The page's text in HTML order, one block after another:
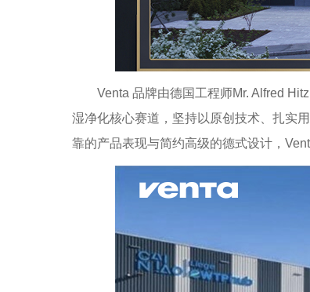
Venta 品牌由德国工程师Mr. Alfred
湿净化核心赛道，坚持以原创技术、扎实
靠的产品表现与简约高级的德式设计，